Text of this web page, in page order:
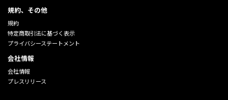
規約、その他
規約
特定商取引法に基づく表示
プライバシーステートメント
会社情報
会社情報
プレスリリース